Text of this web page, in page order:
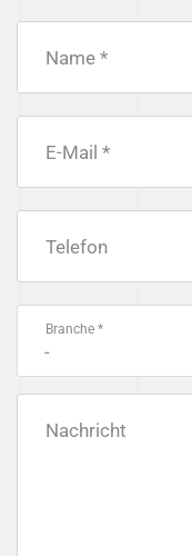
Name *
E-Mail *
Telefon
Branche *
-
Nachricht